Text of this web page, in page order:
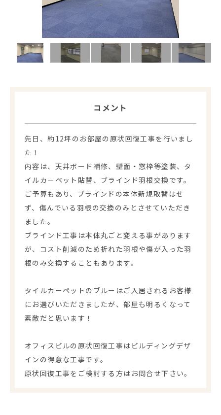
コメント
先日、約12坪のお部屋の原状回復工事を行いまし
た！
内容は、天井ボード補修、壁面・窓枠等塗装、タ
イルカーペット貼替、ブラインド羽根交換です。
ご予算もあり、ブラインドの本体新規取替はせ
ず、傷んでいる羽根の交換のみとさせていただき
ました。
ブラインド工事は本体丸ごと変える事があります
が、コスト削減のため折れた羽根や傷が入った羽
根のみ交換することもあります。
タイルカーペットのブルーはご入居されるお客様
にお選びいただきましたが、部屋も明るくなって
素敵だと思います！
オフィスビルの原状回復工事はビルディングデザ
インの得意な工事です。
原状回復工事をご検討する方はお問合せ下さい。